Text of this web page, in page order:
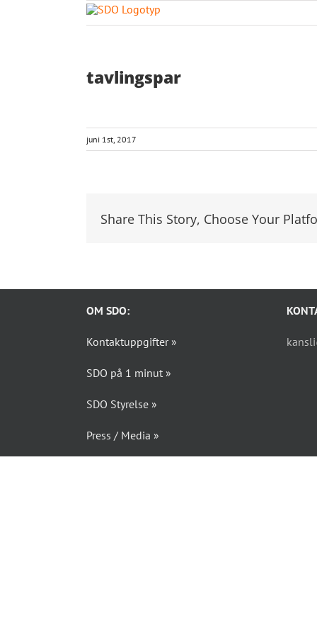
HITTA
tavlingspar
juni 1st, 2017
Share This Story, Choose Your
OM SDO:
Kontaktuppgifter »
SDO på 1 minut »
SDO Styrelse »
Press / Media »